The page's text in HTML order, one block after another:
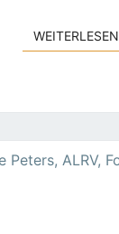
WEITERLESEN